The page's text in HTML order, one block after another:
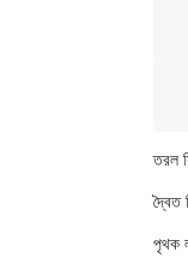
তরল
দ্বৈত
পৃথক